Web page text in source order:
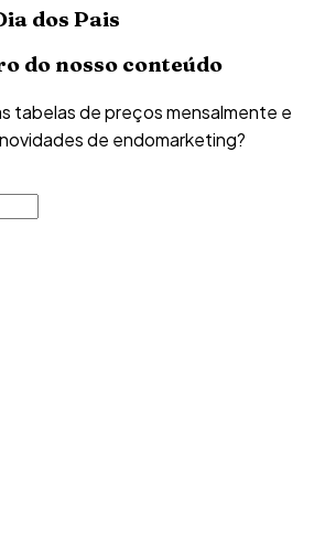
dos Pais
do nosso conteúdo
tabelas de preços mensalmente e
de endomarketing?